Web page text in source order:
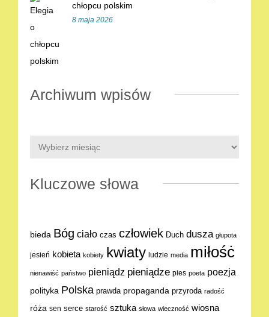
chłopcu polskim
8 maja 2026
Archiwum wpisów
Kluczowe słowa
bieda Bóg ciało czas człowiek Duch dusza głupota
jesień kobieta kobiety kwiaty ludzie media miłośċ
nienawiść państwo pieniądz pieniądze pies poeta poezja
polityka Polska prawda propaganda przyroda radość
róża sen serce starość sztuka słowa wieczność wiosna